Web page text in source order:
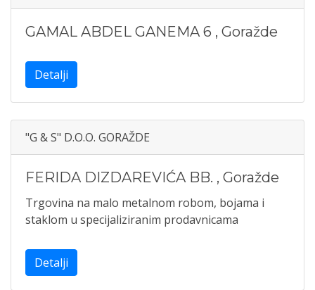
GAMAL ABDEL GANEMA 6 , Goražde
Detalji
"G & S" D.O.O. GORAŽDE
FERIDA DIZDAREVIĆA BB. , Goražde
Trgovina na malo metalnom robom, bojama i
staklom u specijaliziranim prodavnicama
Detalji